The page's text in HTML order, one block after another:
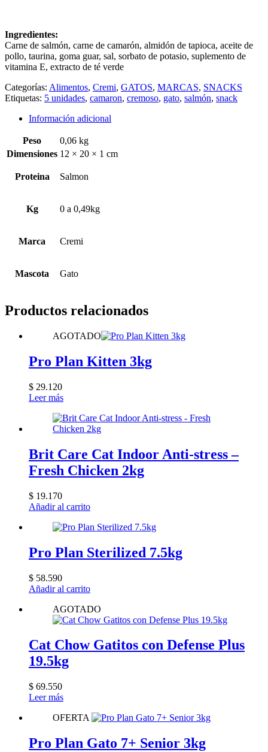
Ingredientes:
Carne de salmón, carne de camarón, almidón de tapioca, aceite de
pollo, taurina, goma guar, sal, sorbato de potasio, suplemento de
vitamina E, extracto de té verde
Categorías: Alimentos, Cremi, GATOS, MARCAS, SNACKS
Etiquetas: 5 unidades, camaron, cremoso, gato, salmón, snack
Información adicional
Peso
0,06 kg
Dimensiones 12 × 20 × 1 cm
Proteina Salmon
Kg 0 a 0,49kg
Marca Cremi
Mascota Gato
Productos relacionados
AGOTADO
Pro Plan Kitten 3kg
$ 29.120
Leer más
Brit Care Cat Indoor Anti-stress –
Fresh Chicken 2kg
$ 19.170
Añadir al carrito
Pro Plan Sterilized 7.5kg
$ 58.590
Añadir al carrito
AGOTADO
Cat Chow Gatitos con Defense Plus
19.5kg
$ 69.550
Leer más
OFERTA
Pro Plan Gato 7+ Senior 3kg